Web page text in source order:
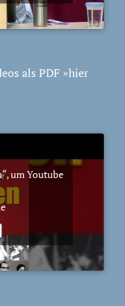
als PDF »hier
um Youtube